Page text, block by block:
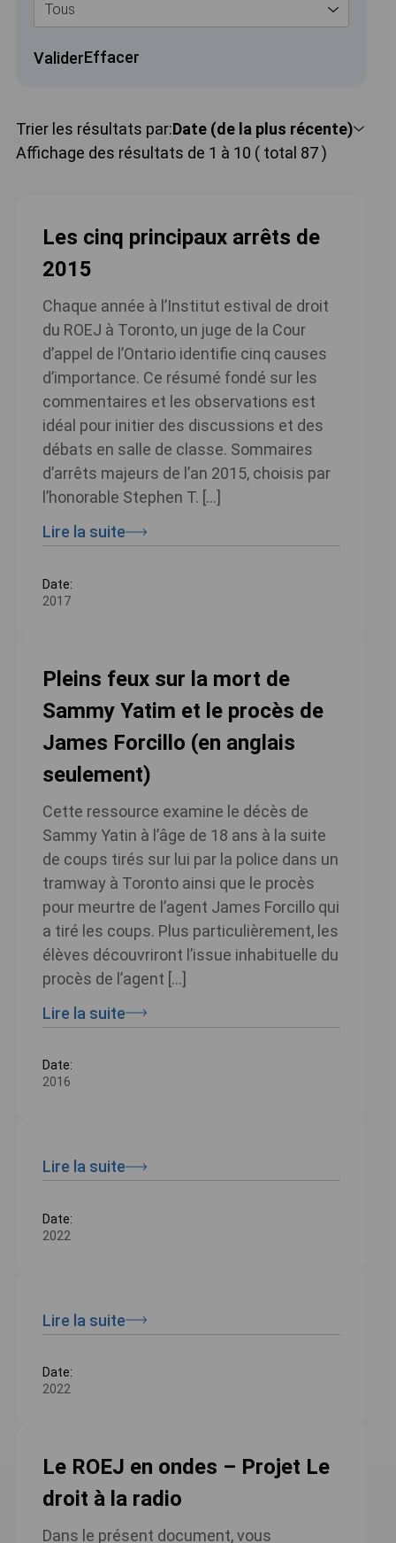
Tous
ValiderEffacer
Affichage des résultats de 1 à 10 ( total 87 )
Trier les résultats par:Date (de la plus récente)
Les cinq principaux arrêts de
2015
Chaque année à l’Institut estival de droit
du ROEJ à Toronto, un juge de la Cour
d’appel de l’Ontario identifie cinq causes
d’importance. Ce résumé fondé sur les
commentaires et les observations est
idéal pour initier des discussions et des
débats en salle de classe. Sommaires
d’arrêts majeurs de l’an 2015, choisis par
l’honorable Stephen T. […]
Lire la suite
Date:
2017
Pleins feux sur la mort de
Sammy Yatim et le procès de
James Forcillo (en anglais
seulement)
Cette ressource examine le décès de
Sammy Yatin à l’âge de 18 ans à la suite
de coups tirés sur lui par la police dans un
tramway à Toronto ainsi que le procès
pour meurtre de l’agent James Forcillo qui
a tiré les coups. Plus particulièrement, les
élèves découvriront l’issue inhabituelle du
procès de l’agent […]
Lire la suite
Date:
2016
Lire la suite
Date:
2022
Lire la suite
Date:
2022
Le ROEJ en ondes – Projet Le
droit à la radio
Dans le présent document, vous